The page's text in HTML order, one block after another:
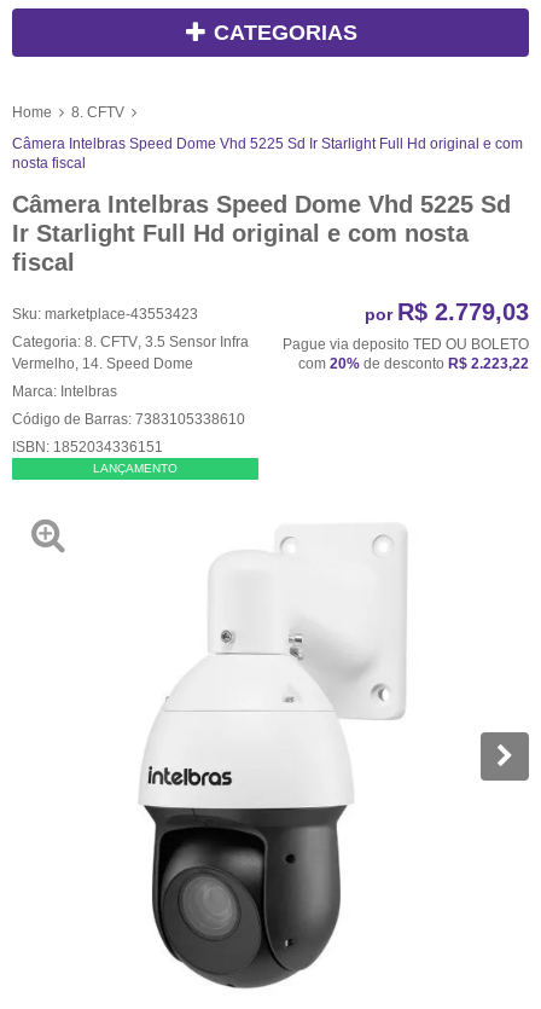
CATEGORIAS
Home
8. CFTV
Câmera Intelbras Speed Dome Vhd 5225 Sd Ir Starlight Full Hd original e com
nosta fiscal
Câmera Intelbras Speed Dome Vhd 5225 Sd
Ir Starlight Full Hd original e com nosta
fiscal
Sku: marketplace-43553423
Categoria: 8. CFTV 3.5 Sensor Infra
Vermelho 14. Speed Dome
Marca: Intelbras
Código de Barras: 7383105338610
ISBN: 1852034336151
LANÇAMENTO
por R$ 2.779,03
Pague via deposito TED OU BOLETO
com 20% de desconto R$ 2.223,22